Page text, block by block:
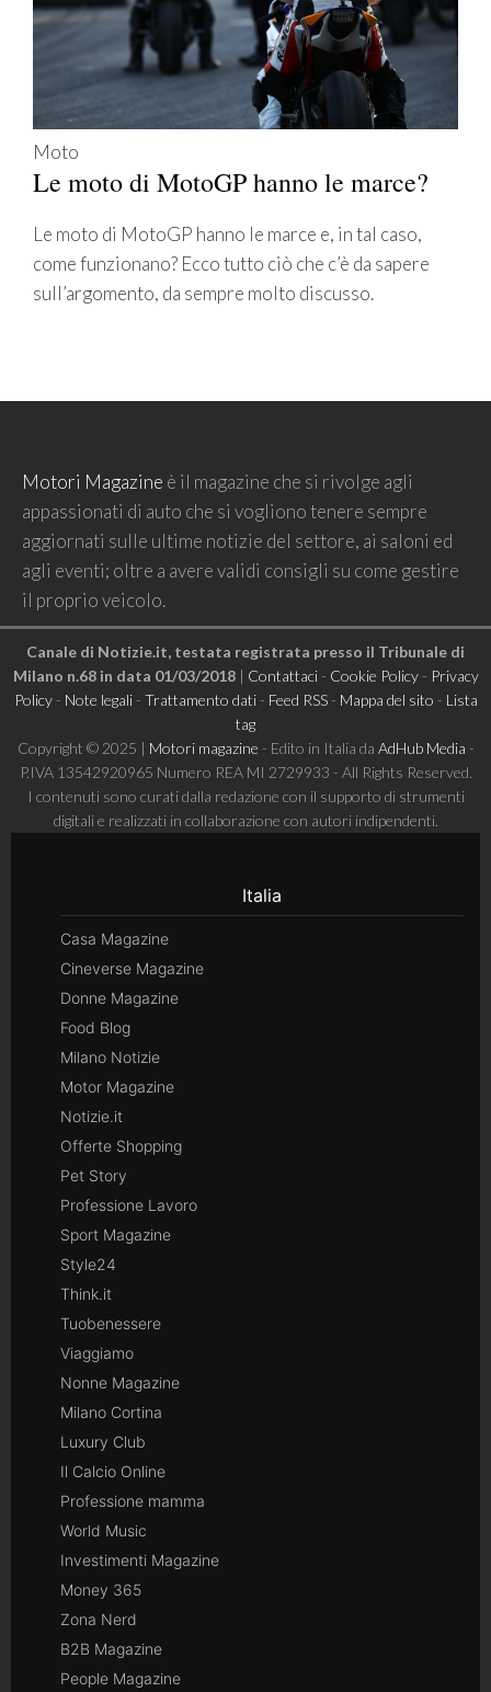
Moto
Le moto di MotoGP hanno le marce?
Le moto di MotoGP hanno le marce e, in tal caso,
come funzionano? Ecco tutto ciò che c’è da sapere
sull’argomento, da sempre molto discusso.
Motori Magazine è il magazine che si rivolge agli
appassionati di auto che si vogliono tenere sempre
aggiornati sulle ultime notizie del settore, ai saloni ed
agli eventi; oltre a avere validi consigli su come gestire
il proprio veicolo.
Canale di Notizie.it, testata registrata presso il Tribunale di
Milano n.68 in data 01/03/2018| Contattaci- Cookie Policy- Privacy
Policy- Note legali- Trattamento dati- Feed RSS- Mappa del sito - Lista
tag
Copyright © 2025 | Motori magazine - Edito in Italia da AdHub Media -
P.IVA 13542920965 Numero REA MI 2729933 - All Rights Reserved.
I contenuti sono curati dalla redazione con il supporto di strumenti
digitali e realizzati in collaborazione con autori indipendenti.
Italia
Casa Magazine
Cineverse Magazine
Donne Magazine
Food Blog
Milano Notizie
Motor Magazine
Notizie.it
Offerte Shopping
Pet Story
Professione Lavoro
Sport Magazine
Style24
Think.it
Tuobenessere
Viaggiamo
Nonne Magazine
Milano Cortina
Luxury Club
Il Calcio Online
Professione mamma
World Music
Investimenti Magazine
Money 365
Zona Nerd
B2B Magazine
People Magazine